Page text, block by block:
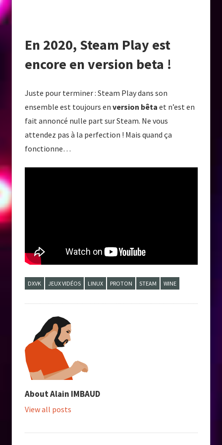
En 2020, Steam Play est
encore en version beta !
Juste pour terminer : Steam Play dans son
ensemble est toujours en version bêta et n’est en
fait annoncé nulle part sur Steam. Ne vous
attendez pas à la perfection ! Mais quand ça
fonctionne…
DXVK JEUX VIDÉOS LINUX PROTON STEAM WINE
AboutAlain IMBAUD
View all posts